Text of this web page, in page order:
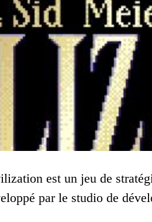
est un jeu de
par le studio de